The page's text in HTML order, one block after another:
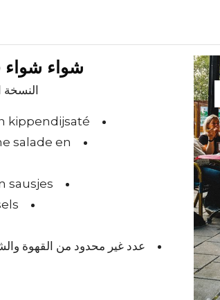
شواء شواء
kippendijsaté
salade en
sausjes
عدد غير محدود من القهوة